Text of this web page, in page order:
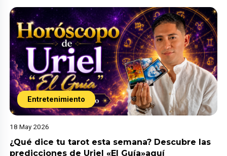
Entretenimiento
18 May 2026
¿Qué dice tu tarot esta semana? Descubre las
predicciones de Uriel «El Guía»aquí